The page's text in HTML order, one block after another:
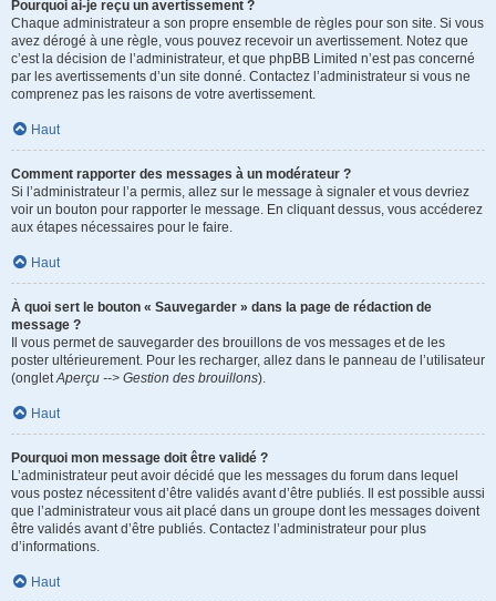
Pourquoi ai-je reçu un avertissement ?
Chaque administrateur a son propre ensemble de règles pour son site. Si vous
avez dérogé à une règle, vous pouvez recevoir un avertissement. Notez que
c’est la décision de l’administrateur, et que phpBB Limited n’est pas concerné
par les avertissements d’un site donné. Contactez l’administrateur si vous ne
comprenez pas les raisons de votre avertissement.
Haut
Comment rapporter des messages à un modérateur ?
Si l’administrateur l’a permis, allez sur le message à signaler et vous devriez
voir un bouton pour rapporter le message. En cliquant dessus, vous accéderez
aux étapes nécessaires pour le faire.
Haut
À quoi sert le bouton « Sauvegarder » dans la page de rédaction de
message ?
Il vous permet de sauvegarder des brouillons de vos messages et de les
poster ultérieurement. Pour les recharger, allez dans le panneau de l’utilisateur
(ongletAperçu --> Gestion des brouillons).
Haut
Pourquoi mon message doit être validé ?
L’administrateur peut avoir décidé que les messages du forum dans lequel
vous postez nécessitent d’être validés avant d’être publiés. Il est possible aussi
que l’administrateur vous ait placé dans un groupe dont les messages doivent
être validés avant d’être publiés. Contactez l’administrateur pour plus
d’informations.
Haut